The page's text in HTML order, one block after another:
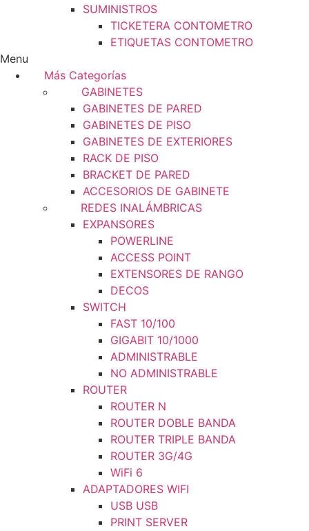
SUMINISTROS
TICKETERA CONTOMETRO
ETIQUETAS CONTOMETRO
Menu
Más Categorías
GABINETES
GABINETES DE PARED
GABINETES DE PISO
GABINETES DE EXTERIORES
RACK DE PISO
BRACKET DE PARED
ACCESORIOS DE GABINETE
REDES INALÁMBRICAS
EXPANSORES
POWERLINE
ACCESS POINT
EXTENSORES DE RANGO
DECOS
SWITCH
FAST 10/100
GIGABIT 10/1000
ADMINISTRABLE
NO ADMINISTRABLE
ROUTER
ROUTER N
ROUTER DOBLE BANDA
ROUTER TRIPLE BANDA
ROUTER 3G/4G
WiFi 6
ADAPTADORES WIFI
USB USB
PRINT SERVER